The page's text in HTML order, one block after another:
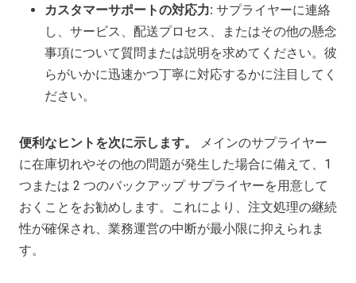
カスタマーサポートの対応力: サプライヤーに連絡
し、サービス、配送プロセス、またはその他の懸念
事項について質問または説明を求めてください。彼
らがいかに迅速かつ丁寧に対応するかに注目してく
ださい。
便利なヒントを次に示します。
メインのサプライヤー
に在庫切れやその他の問題が発生した場合に備えて、1
つまたは 2 つのバックアップ サプライヤーを用意して
おくことをお勧めします。これにより、注文処理の継続
性が確保され、業務運営の中断が最小限に抑えられま
す。